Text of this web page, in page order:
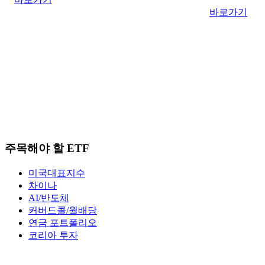
바로가기
주목해야 할 ETF
미국대표지수
차이나
AI/반도체
커버드콜/월배당
연금 포트폴리오
코리아 투자